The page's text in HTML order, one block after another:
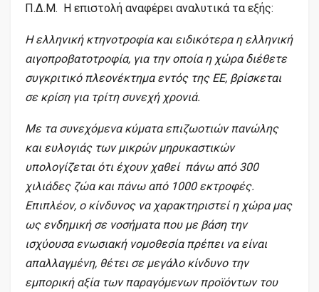
Π.Δ.Μ. Η επιστολή αναφέρει αναλυτικά τα εξής:
Η ελληνική κτηνοτροφία και ειδικότερα η ελληνική
αιγοπροβατοτροφία, για την οποία η χώρα διέθετε
συγκριτικό πλεονέκτημα εντός της ΕΕ, βρίσκεται
σε κρίση για τρίτη συνεχή χρονιά.
Με τα συνεχόμενα κύματα επιζωοτιών πανώλης
και ευλογιάς των μικρών μηρυκαστικών
υπολογίζεται ότι έχουν χαθεί πάνω από 300
χιλιάδες ζώα και πάνω από 1000 εκτροφές.
Επιπλέον, ο κίνδυνος να χαρακτηριστεί η χώρα μας
ως ενδημική σε νοσήματα που με βάση την
ισχύουσα ενωσιακή νομοθεσία πρέπει να είναι
απαλλαγμένη, θέτει σε μεγάλο κίνδυνο την
εμπορική αξία των παραγόμενων προϊόντων του